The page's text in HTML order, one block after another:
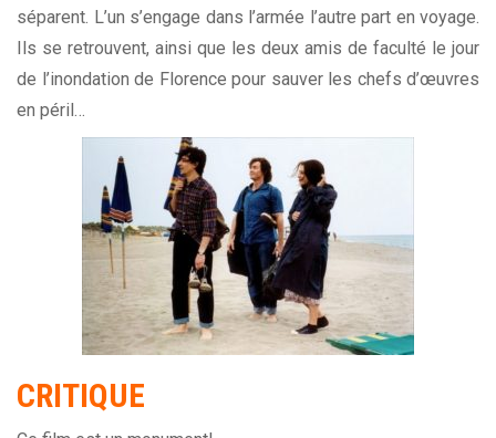
séparent. L’un s’engage dans l’armée l’autre part en voyage.
Ils se retrouvent, ainsi que les deux amis de faculté le jour
de l’inondation de Florence pour sauver les chefs d’œuvres
en péril…
CRITIQUE